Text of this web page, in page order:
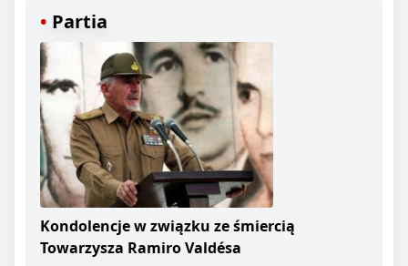
Partia
Kondolencje w związku ze śmiercią
Towarzysza Ramiro Valdésa